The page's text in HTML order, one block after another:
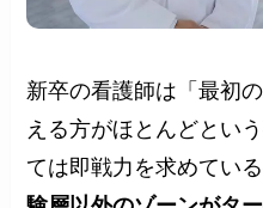
新卒の看護師は「最初
える方がほとんどとい
ては即戦力を求めてい